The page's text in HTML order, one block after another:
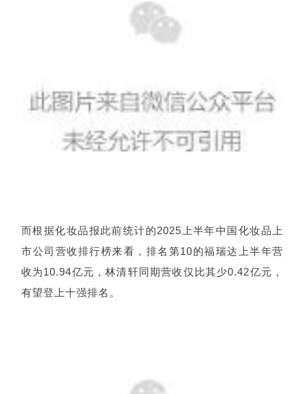
而根据化妆品报此前统计的2025上半年中国化妆品上
市公司营收排行榜来看，排名第10的福瑞达
上半年营
收为10.94亿元，林清轩同期营收仅比其少0.42亿元，
有望登上十强排名。